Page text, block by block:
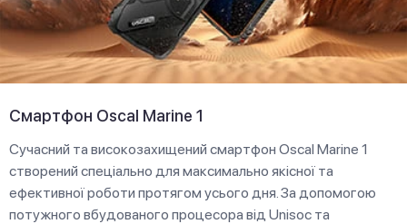
Смартфон Oscal Marine 1
Сучасний та високозахищений смартфон Oscal Marine 1
створений спеціально для максимально якісної та
ефективної роботи протягом усього дня. За допомогою
потужного вбудованого процесора від Unisoc та